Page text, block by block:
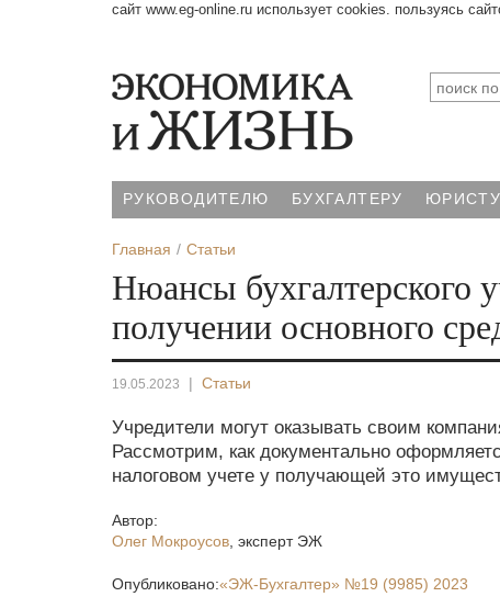
сайт www.eg-online.ru использует cookies. пользуясь
РУКОВОДИТЕЛЮ БУХГАЛТЕРУ ЮРИСТУ
Главная Статьи
Нюансы бухгалтерского
получении основного
19.05.2023 | Статьи
Учредители могут оказывать своим
Рассмотрим, как документально
налоговом учете у получающей это
Автор:
Олег Мокроусов эксперт ЭЖ
Опубликовано:«ЭЖ-Бухгалтер» №19 (9985) 2023